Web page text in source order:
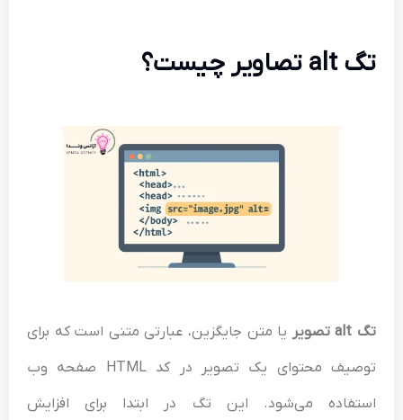
تگ alt تصاویر چیست؟
تگ alt تصویر
یا متن جایگزین، عبارتی متنی است که برای
توصیف محتوای یک تصویر در کد HTML صفحه وب
استفاده می‌شود. این تگ در ابتدا برای افزایش